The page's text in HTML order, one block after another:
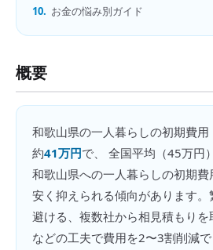
10. お金の悩み別ガイド
概要
和歌山県の一人暮らしの初期費用
約41万円で、 全国平均（45万円
和歌山県への一人暮らしの初期
安く抑えられる傾向があります
避ける、複数社から相見積もり
などの工夫で費用を2〜3割削減